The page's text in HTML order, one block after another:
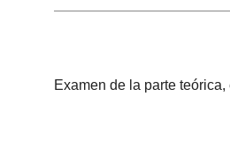
Examen de la parte